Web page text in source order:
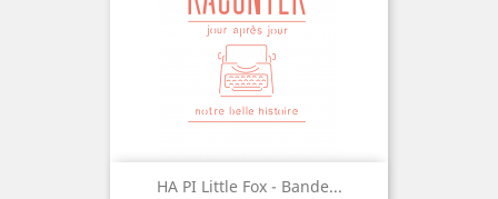
HA PI Little Fox - Bande...